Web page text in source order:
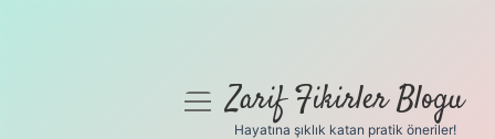
menüyüZarif Fikirler Blogu
Hayatına şıklık katan pratik öneriler!